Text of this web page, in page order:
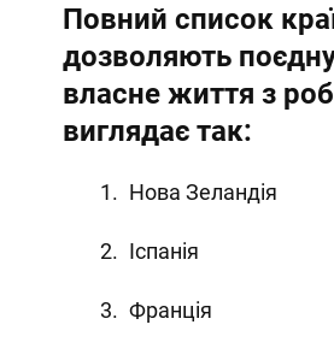
Повний список
дозволяють
власне життя з
виглядає так:
Нова Зеландія
Іспанія
Франція